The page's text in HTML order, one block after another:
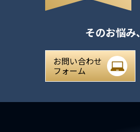
そのお悩み、
お問い合わせ
フォーム